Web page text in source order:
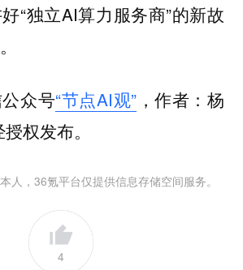
“独立AI算力服务商”的新故
众号“节点AI观” ，作者：杨
权发布。
人，36氪平台仅提供信息存储空间服务。
4